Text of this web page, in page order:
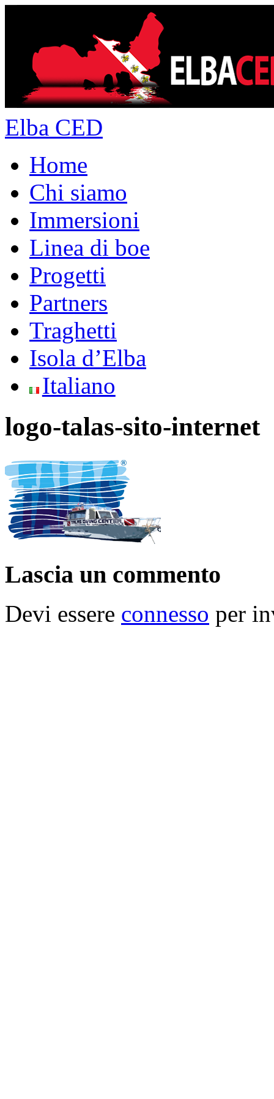
Elba CED
Home
Chi siamo
Immersioni
Linea di boe
Progetti
Partners
Traghetti
Isola d’Elba
Italiano
logo-talas-sito-internet
Lascia un commento
Devi essere connesso per